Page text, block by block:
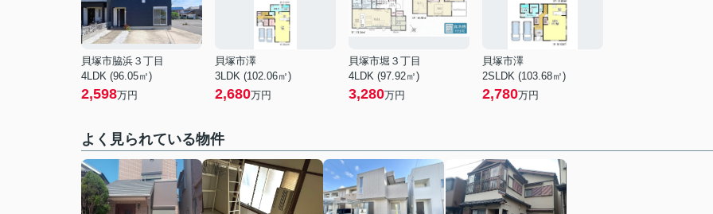
貝塚市脇浜３丁目
4LDK (96.05㎡)
2,598万円
貝塚市澤
3LDK (102.06㎡)
2,680万円
貝塚市堀３丁目
4LDK (97.92㎡)
3,280万円
貝塚市澤
2SLDK (103.68㎡)
2,780万円
よく見られている物件